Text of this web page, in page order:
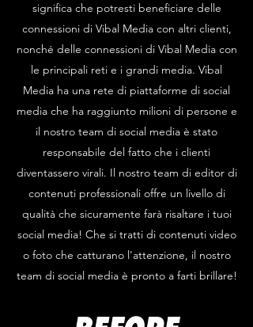
significa che potresti beneficiare delle
connessioni di Vibal Media con altri clienti,
nonché delle connessioni di Vibal Media con
le principali reti e i grandi media. Vibal
Media ha una rete di piattaforme di social
media che ha raggiunto milioni di persone e
il nostro team di social media è stato
responsabile del fatto che i clienti
diventassero virali. Il nostro team di editor di
contenuti professionali offre un livello di
qualità che sicuramente farà risaltare i tuoi
social media! Che si tratti di contenuti video
o foto che catturano l'attenzione, il nostro
team di social media è pronto a farti brillare!